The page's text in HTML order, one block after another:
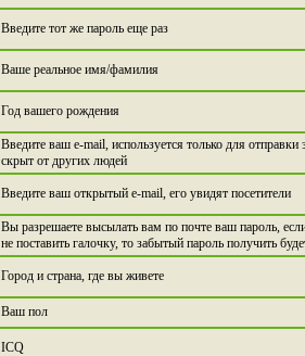
Введите тот же пароль еще раз
Ваше реальное имя/фамилия
Год вашего рождения
Введите ваш e-mail, используется только для отправки
скрыт от других людей
Введите ваш открытый e-mail, его увидят посетители
Вы разрешаете высылать вам по почте ваш пароль,
не поставить галочку, то забытый пароль получить
Город и страна, где вы живете
Ваш пол
ICQ